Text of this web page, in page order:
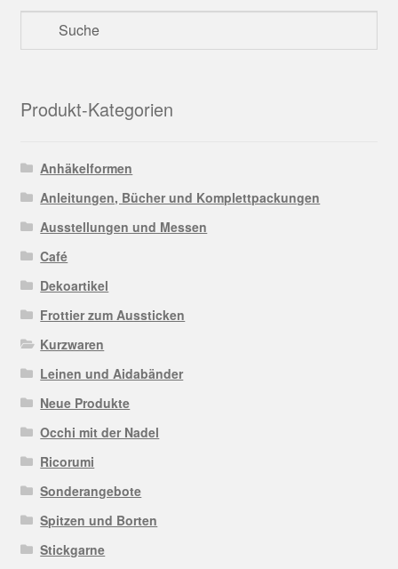
Produkt-Kategorien
Anhäkelformen
Anleitungen, Bücher und Komplettpackungen
Ausstellungen und Messen
Café
Dekoartikel
Frottier zum Aussticken
Kurzwaren
Leinen und Aidabänder
Neue Produkte
Occhi mit der Nadel
Ricorumi
Sonderangebote
Spitzen und Borten
Stickgarne